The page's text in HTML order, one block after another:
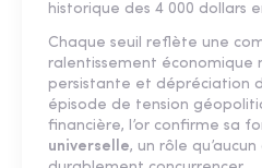
historique des 4 000 dollars
Chaque seuil reflète une
ralentissement économique
persistante et dépréciation
épisode de tension
financière, l’or confirme sa
universelle, un rôle